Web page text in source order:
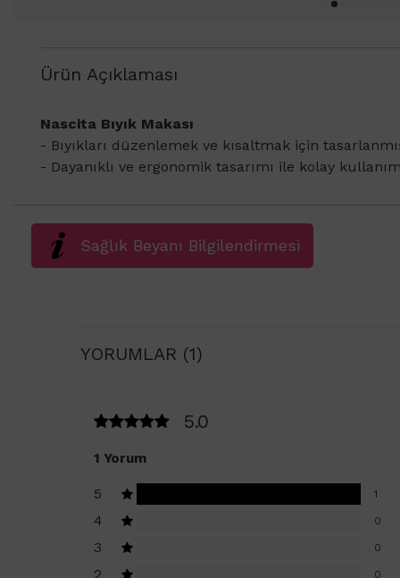
Ürün Açıklaması
Nascita Bıyık Makası
- Bıyıkları düzenlemek ve kısaltmak için
- Dayanıklı ve ergonomik tasarımı ile kolay
Sağlık Beyanı Bilgilendirmesi
YORUMLAR (1)
5.0
1 Yorum
5 1
4 0
3 0
2 0